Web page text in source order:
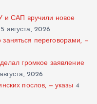
и САП вручили новое
5 августа, 2026
переговорами, —
громкое заявление
2026
послов, — указы 4